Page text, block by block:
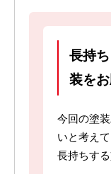
長持
装を
今回の塗
いと考えて
長持ちす